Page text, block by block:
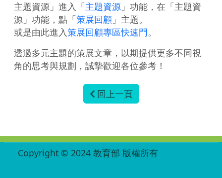
主題資源」進入「主題資源 」功能，在「主題資
源」功能，點「策展回顧 」主題。
或是由此進入策展回顧專區快速門。
透過多元主題的策展文章，以期提供更多不同視
角的思考與規劃，誠摯歡迎各位參考！
回上一頁
Copyright © 2024 教育部 版權所有